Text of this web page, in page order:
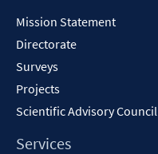
Mission Statement
Directorate
Surveys
Projects
Scientific Advisory Council
Services